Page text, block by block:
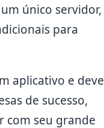
único servidor,
para
aplicativo e deve
de sucesso,
com seu grande